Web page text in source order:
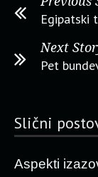
Egipatski
Next
Pet
Slični
Aspekti